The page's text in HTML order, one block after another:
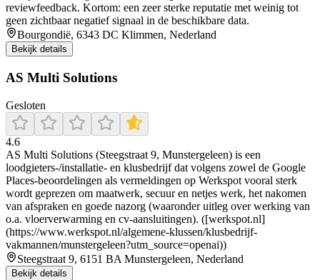
reviewfeedback. Kortom: een zeer sterke reputatie met weinig tot
geen zichtbaar negatief signaal in de beschikbare data.
Bourgondië, 6343 DC Klimmen, Nederland
Bekijk details
AS Multi Solutions
Gesloten
4.6
AS Multi Solutions (Steegstraat 9, Munstergeleen) is een
loodgieters-/installatie- en klusbedrijf dat volgens zowel de Google
Places-beoordelingen als vermeldingen op Werkspot vooral sterk
wordt geprezen om maatwerk, secuur en netjes werk, het nakomen
van afspraken en goede nazorg (waaronder uitleg over werking van
o.a. vloerverwarming en cv-aansluitingen). ([werkspot.nl]
(https://www.werkspot.nl/algemene-klussen/klusbedrijf-
vakmannen/munstergeleen?utm_source=openai))
Steegstraat 9, 6151 BA Munstergeleen, Nederland
Bekijk details